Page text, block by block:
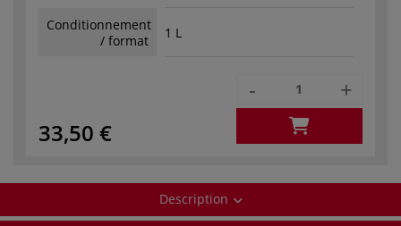
Conditionnement
/ format
1 L
33,50 €
- +
Description